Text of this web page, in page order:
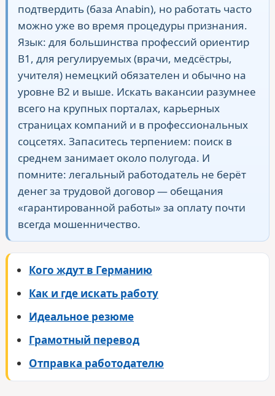
подтвердить (база Anabin), но работать часто
можно уже во время процедуры признания.
Язык: для большинства профессий ориентир
B1, для регулируемых (врачи, медсёстры,
учителя) немецкий обязателен и обычно на
уровне B2 и выше. Искать вакансии разумнее
всего на крупных порталах, карьерных
страницах компаний и в профессиональных
соцсетях. Запаситесь терпением: поиск в
среднем занимает около полугода. И
помните: легальный работодатель не берёт
денег за трудовой договор — обещания
«гарантированной работы» за оплату почти
всегда мошенничество.
Кого ждут в Германию
Как и где искать работу
Идеальное резюме
Грамотный перевод
Отправка работодателю